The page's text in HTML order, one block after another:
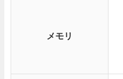
メモリ